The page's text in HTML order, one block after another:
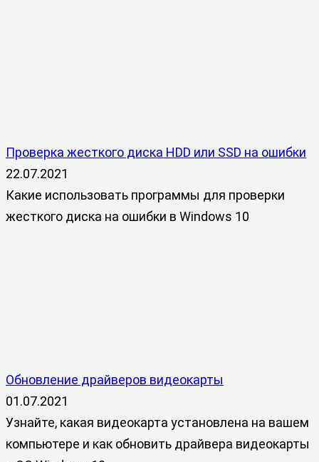
Проверка жесткого диска HDD или SSD на ошибки
22.07.2021
Какие использовать программы для проверки
жесткого диска на ошибки в Windows 10
Обновление драйверов видеокарты
01.07.2021
Узнайте, какая видеокарта установлена на вашем
компьютере и как обновить драйвера видеокарты